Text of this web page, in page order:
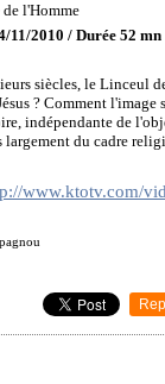
l'Homme
11/2010 / Durée 52 mn
siècles, le Linceul
? Comment l'image
indépendante de
largement du cadre
www.ktotv.com/